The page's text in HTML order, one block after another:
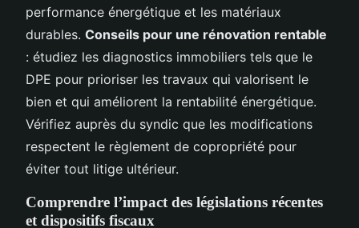
performance énergétique et les matériaux
durables. Conseils pour une rénovation rentable
: étudiez les diagnostics immobiliers tels que le
DPE pour prioriser les travaux qui valorisent le
bien et qui améliorent la rentabilité énergétique.
Vérifiez auprès du syndic que les modifications
respectent le règlement de copropriété pour
éviter tout litige ultérieur.
Comprendre l’impact des législations récentes
et dispositifs fiscaux